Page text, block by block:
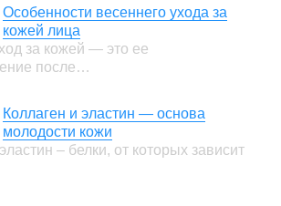
Особенности весеннего ухода за
кожей лица
за кожей — это ее
после…
Коллаген и эластин — основа
молодости кожи
– белки, от которых зависит